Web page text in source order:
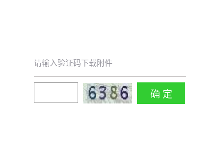
请输入验证码下载附件